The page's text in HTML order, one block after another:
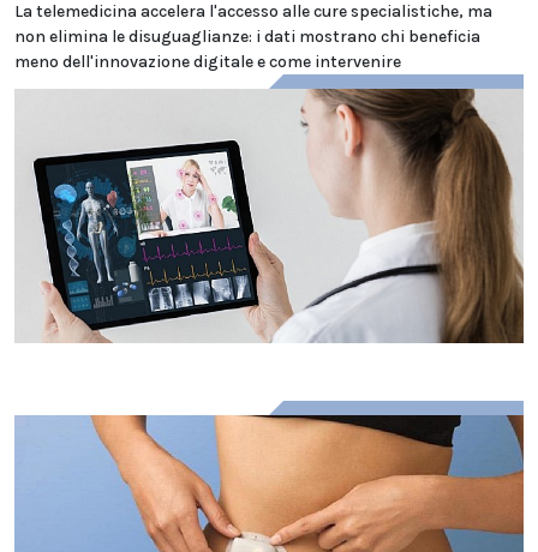
La telemedicina accelera l'accesso alle cure specialistiche, ma
non elimina le disuguaglianze: i dati mostrano chi beneficia
meno dell'innovazione digitale e come intervenire